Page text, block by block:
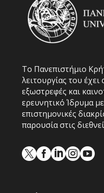
Το Πανεπιστήμιο
λειτουργίας του έχει
εξωστρεφές και
ερευνητικό Ίδρυμα
επιστημονικές
παρουσία στις
